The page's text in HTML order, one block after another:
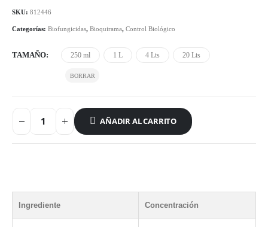
SKU: 812446
Categorías: Biofungicidas, Bioquirama, Control Biológico
TAMAÑO 250 ml 1 L 4 Lts 20 Lts
AÑADIR AL CARRITO
Ingrediente Concentración